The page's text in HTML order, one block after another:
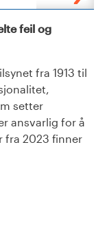
feil og
fra 1913 til
setter
ansvarlig for å
fra 2023 finner